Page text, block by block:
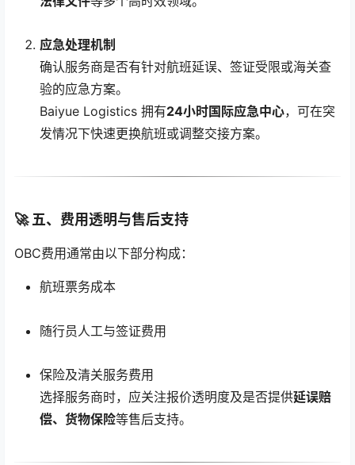
应急处理机制
确认服务商是否有针对航班延误、签证受限或海关查
验的应急方案。
Baiyue Logistics 拥有24小时国际应急中心，可在突
发情况下快速更换航班或调整交接方案。
🚀 五、费用透明与售后支持
OBC费用通常由以下部分构成：
航班票务成本
随行员人工与签证费用
保险及清关服务费用
选择服务商时，应关注报价透明度及是否提供延误赔
偿、货物保险等售后支持。